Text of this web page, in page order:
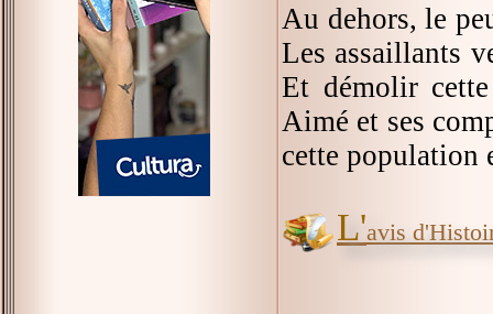
Au dehors, le
Les assaillants
Et démolir
Aimé et ses
cette population
L'avis